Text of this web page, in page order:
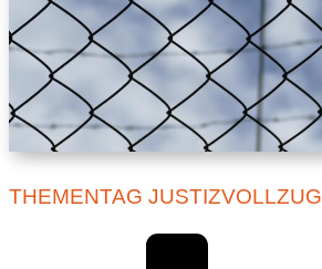
THEMENTAG JUSTIZVOLLZUG